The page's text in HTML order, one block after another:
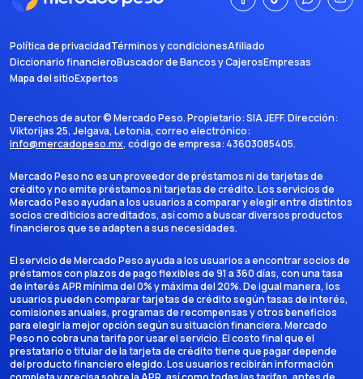
Política de privacidadTérminos y condicionesAfiliado
Diccionario financieroBuscador de Bancos y CajerosEmpresas
Mapa del sitioExpertos
Derechos de autor ©Mercado Peso. Propietario:SIA JEFF. Dirección:
Viktorijas 25, Jelgava, Letonia, correo electrónico:
info@mercadopeso.mx, código de empresa: 43603085405.
Mercado Peso no es un proveedor de préstamos ni de tarjetas de
crédito y no emite préstamos ni tarjetas de crédito. Los servicios de
Mercado Peso ayudan a los usuarios a comparar y elegir entre distintos
socios crediticios acreditados, así como a buscar diversos productos
financieros que se adapten a sus necesidades.
El servicio de Mercado Peso ayuda a los usuarios a encontrar socios de
préstamos con plazos de pago flexibles de 91 a 360 días, con una tasa
de interés APR mínima del 0% y máxima del 20%. De igual manera, los
usuarios pueden comparar tarjetas de crédito según tasas de interés,
comisiones anuales, programas de recompensas y otros beneficios
para elegir la mejor opción según su situación financiera. Mercado
Peso no cobra una tarifa por usar el servicio. El costo final que el
prestatario o titular de la tarjeta de crédito tiene que pagar depende
del producto financiero elegido. Los usuarios recibirán información